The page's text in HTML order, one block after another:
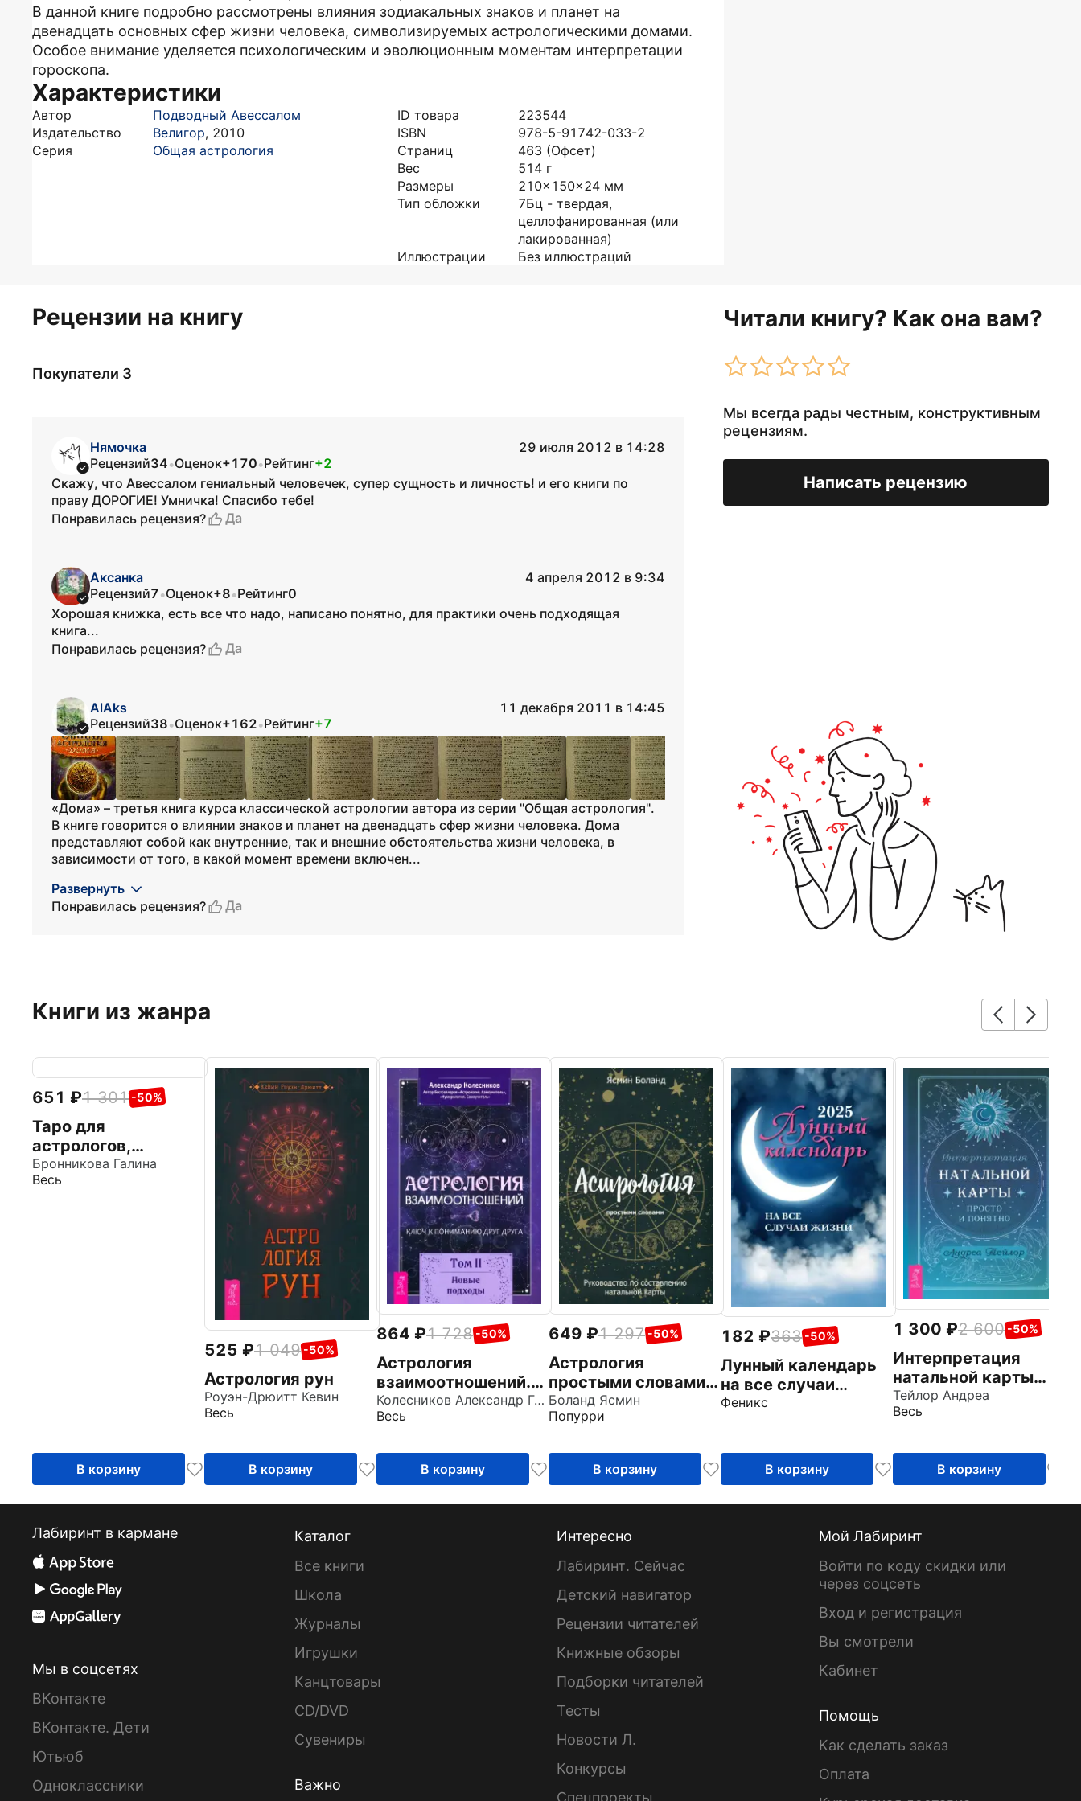
В данной книге подробно рассмотрены влияния зодиакальных знаков и планет на
двенадцать основных сфер жизни человека, символизируемых астрологическими домами.
Особое внимание уделяется психологическим и эволюционным моментам интерпретации
гороскопа.
Характеристики
Автор
Подводный Авессалом
Издательство
Велигор, 2010
Серия
Общая астрология
ID товара
223544
ISBN
978-5-91742-033-2
Страниц
463 (Офсет)
Вес
514 г
Размеры
210x150x24 мм
Тип обложки
7Бц - твердая,
целлофанированная (или
лакированная)
Иллюстрации
Без иллюстраций
Рецензии на книгу Читали книгу? Как она вам?
Мы всегда рады честным, конструктивным
рецензиям.
Написать рецензию
Покупатели 3
Нямочка
29 июля 2012 в 14:28
Рецензий34•Оценок+170•Рейтинг+2
Скажу, что Авессалом гениальный человечек, супер сущность и личность! и его книги по
праву ДОРОГИЕ! Умничка! Спасибо тебе!
Понравилась рецензия?
Да
Аксанка
4 апреля 2012 в 9:34
Рецензий7•Оценок+8•Рейтинг0
Хорошая книжка, есть все что надо, написано понятно, для практики очень подходящая
книга...
Понравилась рецензия?
Да
AlAks
11 декабря 2011 в 14:45
Рецензий38•Оценок+162•Рейтинг+7
«Дома» – третья книга курса классической астрологии автора из серии "Общая астрология".
В книге говорится о влиянии знаков и планет на двенадцать сфер жизни человека. Дома
представляют собой как внутренние, так и внешние обстоятельства жизни человека, в
зависимости от того, в какой момент времени включен...
Развернуть
Понравилась рецензия?
Да
Книги из жанра
651 1 301 -50%
Таро для
астрологов,
брошюра
Бронникова Галина
Весь
В корзину
525 1 049 -50%
Астрология рун
Роуэн-Дрюитт Кевин
Весь
В корзину
864 1 728 -50%
Астрология
взаимоотношений.
Ключ к пониманию
друг друга. Том II.
Колесников Александр Геннадьевич
Весь
В корзину
649 1 297 -50%
Астрология
простыми словами.
Руководство по
составлению
Боланд Ясмин
Попурри
В корзину
182 363 -50%
Лунный календарь
на все случаи
жизни. 2025
Феникс
В корзину
1 300 2 600 -50%
Интерпретация
натальной карты
просто и понятно
Тейлор Андреа
Весь
В корзину
Лабиринт в кармане
Мы в соцсетях
ВКонтакте
ВКонтакте. Дети
Ютьюб
Одноклассники
Каталог
Все книги
Школа
Журналы
Игрушки
Канцтовары
CD/DVD
Сувениры
Важно
Интересно
Лабиринт. Сейчас
Детский навигатор
Рецензии читателей
Книжные обзоры
Подборки читателей
Тесты
Новости Л.
Конкурсы
Спецпроекты
Мой Лабиринт
Войти по коду скидки или
через соцсеть
Вход и регистрация
Вы смотрели
Кабинет
Помощь
Как сделать заказ
Оплата